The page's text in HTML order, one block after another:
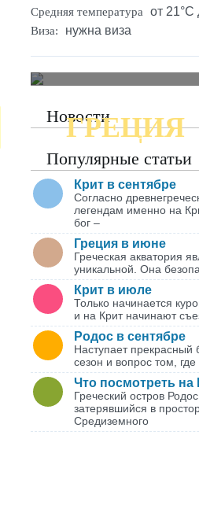
Средняя температура от 21°C
Виза: нужна виза
ГРЕЦИЯ
ПОДРОБНАЯ
Новости
Популярные статьи
Крит в сентябре
Согласно
легендам именно на
бог –
Греция в июне
Греческая акватория
уникальной. Она
Крит в июле
Только начинается
и на Крит начинают
Родос в сентябре
Наступает прекрасный
сезон и вопрос том, где
Что посмотреть на
Греческий остров Родос,
затерявшийся в
Средиземного